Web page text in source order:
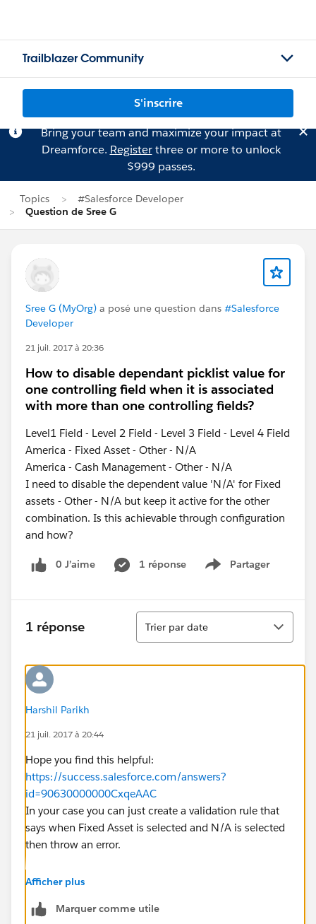
Trailblazer Community
S'inscrire
Bring your team and maximize your impact at
Dreamforce. Registerthree or more to unlock
$999 passes.
Topics
#Salesforce Developer
Question de Sree G
Sree G (MyOrg) a posé une question dans #Salesforce
Developer
21 juil. 2017 à 20:36
How to disable dependant picklist value for
one controlling field when it is associated
with more than one controlling fields?
Level1 Field - Level 2 Field - Level 3 Field - Level 4 Field
America - Fixed Asset - Other - N/A
America - Cash Management - Other - N/A
I need to disable the dependent value 'N/A' for Fixed
assets - Other - N/A but keep it active for the other
combination. Is this achievable through configuration
and how?
0 J’aime 1 réponse Partager
Show menu
1 réponse
Tri
Trier par date
Harshil Parikh
21 juil. 2017 à 20:44
Hope you find this helpful:
https://success.salesforce.com/answers?
id=90630000000CxqeAAC
In your case you can just create a validation rule that
says when Fixed Asset is selected and N/A is selected
then throw an error.
Afficher plus
Marquer comme utile